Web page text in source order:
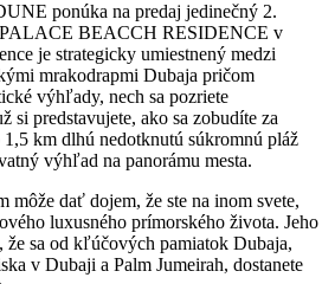
ponúka na predaj jedinečný 2.
PALACE BEACCH RESIDENCE v
je strategicky umiestnený medzi
mrakodrapmi Dubaja pričom
výhľady, nech sa pozriete
predstavujete, ako sa zobudíte za
km dlhú nedotknutú súkromnú pláž
výhľad na panorámu mesta.
môže dať dojem, že ste na inom svete,
luxusného prímorského života. Jeho
že sa od kľúčových pamiatok Dubaja,
v Dubaji a Palm Jumeirah, dostanete